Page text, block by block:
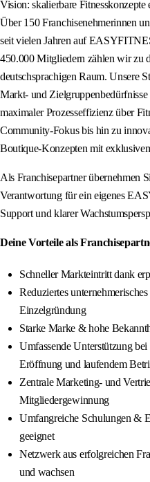
Vision: skalierbare
Über 150 Franchisenehmerinnen
seit vielen Jahren auf
450.000 Mitgliedern zählen wir zu
deutschsprachigen Raum. Unsere
Markt- und
maximaler Prozesseffizienz über
Community-Fokus bis hin zu
Boutique-Konzepten mit
Als Franchisepartner übernehmen
Verantwortung für ein eigenes
Support und klarer
Deine Vorteile als
Schneller Markteintritt dank
Reduziertes
Einzelgründung
Starke Marke & hohe
Umfassende Unterstützung
Eröffnung und laufendem
Zentrale Marketing- und
Mitgliedergewinnung
Umfangreiche Schulungen &
geeignet
Netzwerk aus erfolgreichen
und wachsen